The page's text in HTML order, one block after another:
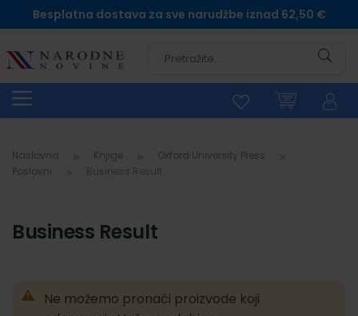
Besplatna dostava za sve narudžbe iznad 62,50 €
Naslovna Knjige
Oxford University Press
Poslovni
Business Result
Ne možemo pronaći proizvode koji